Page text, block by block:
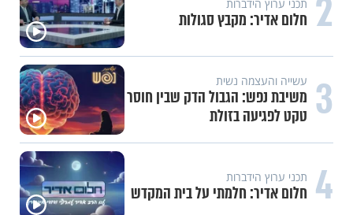
2 תכני ערוץ הידברות
חלום אדיר: מקבץ סגולות
3 עשייה והעצמה נשית
משיבת נפש: הגבול הדק שבין חוסר
טקט לפגיעה בזולת
4 תכני ערוץ הידברות
חלום אדיר: חלמתי על בית המקדש